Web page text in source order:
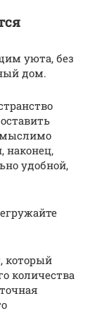
уюта, без
дом.
наконец,
удобной,
который
количества